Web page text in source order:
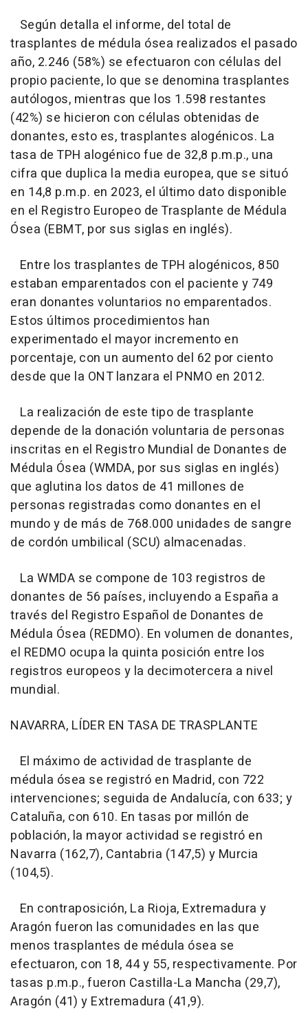
Según detalla el informe, del total de
trasplantes de médula ósea realizados el pasado
año, 2.246 (58%) se efectuaron con células del
propio paciente, lo que se denomina trasplantes
autólogos, mientras que los 1.598 restantes
(42%) se hicieron con células obtenidas de
donantes, esto es, trasplantes alogénicos. La
tasa de TPH alogénico fue de 32,8 p.m.p., una
cifra que duplica la media europea, que se situó
en 14,8 p.m.p. en 2023, el último dato disponible
en el Registro Europeo de Trasplante de Médula
Ósea (EBMT, por sus siglas en inglés).
Entre los trasplantes de TPH alogénicos, 850
estaban emparentados con el paciente y 749
eran donantes voluntarios no emparentados.
Estos últimos procedimientos han
experimentado el mayor incremento en
porcentaje, con un aumento del 62 por ciento
desde que la ONT lanzara el PNMO en 2012.
La realización de este tipo de trasplante
depende de la donación voluntaria de personas
inscritas en el Registro Mundial de Donantes de
Médula Ósea (WMDA, por sus siglas en inglés)
que aglutina los datos de 41 millones de
personas registradas como donantes en el
mundo y de más de 768.000 unidades de sangre
de cordón umbilical (SCU) almacenadas.
La WMDA se compone de 103 registros de
donantes de 56 países, incluyendo a España a
través del Registro Español de Donantes de
Médula Ósea (REDMO). En volumen de donantes,
el REDMO ocupa la quinta posición entre los
registros europeos y la decimotercera a nivel
mundial.
NAVARRA, LÍDER EN TASA DE TRASPLANTE
El máximo de actividad de trasplante de
médula ósea se registró en Madrid, con 722
intervenciones; seguida de Andalucía, con 633; y
Cataluña, con 610. En tasas por millón de
población, la mayor actividad se registró en
Navarra (162,7), Cantabria (147,5) y Murcia
(104,5).
En contraposición, La Rioja, Extremadura y
Aragón fueron las comunidades en las que
menos trasplantes de médula ósea se
efectuaron, con 18, 44 y 55, respectivamente. Por
tasas p.m.p., fueron Castilla-La Mancha (29,7),
Aragón (41) y Extremadura (41,9).